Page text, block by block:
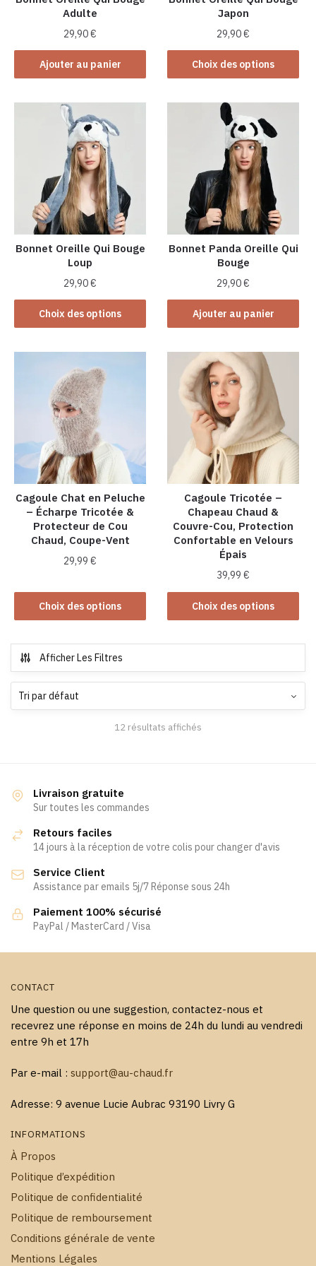
page
du
produit
du
produit
Adulte
29,90€
Ajouter au panier
Japon
29,90€
Choix des options
Ce
produit
variations.
Les
options
peuvent
être
choisies
sur
la
page
du
produit
Bonnet Oreille Qui Bouge
Loup
29,90€
Choix des options
Ce
produit
variations.
Les
options
peuvent
être
choisies
sur
la
page
du
produit
Bonnet Panda Oreille Qui
Bouge
29,90€
Ajouter au panier
Cagoule Chat en Peluche
– Écharpe Tricotée &
Protecteur de Cou
Chaud, Coupe-Vent
29,99€
Choix des options
produit
a
variations.
Les
peuvent
page
du
Cagoule Tricotée –
Chapeau Chaud &
Couvre-Cou, Protection
Confortable en Velours
Épais
39,99€
Choix des options
Ce
produit
variations.
Les
Afficher Les Filtres
12 résultats affichés
Livraison gratuite
Sur toutes les commandes
Retours faciles
14 jours à la réception de votre colis pour changer d'avis
Service Client
Assistance par emails 5j/7 Réponse sous 24h
Paiement 100% sécurisé
PayPal / MasterCard / Visa
CONTACT
Une question ou une suggestion, contactez-nous et
recevrez une réponse en moins de 24h du lundi au vendredi
entre 9h et 17h
Par e-mail : support@au-chaud.fr
Adresse: 9 avenue Lucie Aubrac 93190 Livry G
INFORMATIONS
À Propos
Politique d’expédition
Politique de confidentialité
Politique de remboursement
Conditions générale de vente
Mentions Légales